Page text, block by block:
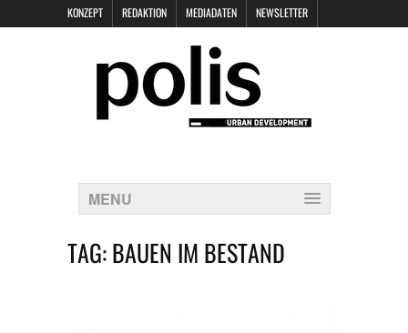
KONZEPT REDAKTION MEDIADATEN NEWSLETTER
DATENSCHUTZ
MENU
TAG:BAUEN IM BESTAND